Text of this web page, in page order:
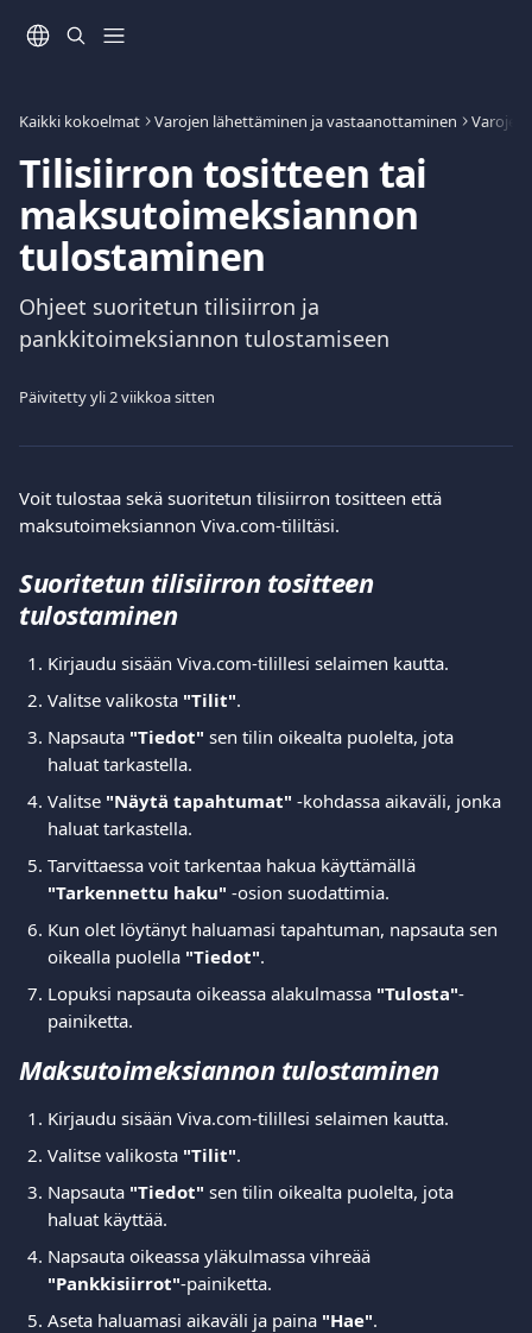
Kaikki kokoelmat Varojen lähettäminen ja vastaanottaminen Varojen
Tilisiirron tositteen tai
maksutoimeksiannon
tulostaminen
Ohjeet suoritetun tilisiirron ja
pankkitoimeksiannon tulostamiseen
Päivitetty yli 2 viikkoa sitten
Voit tulostaa sekä suoritetun tilisiirron tositteen että
maksutoimeksiannon Viva.com-tililtäsi.
Suoritetun tilisiirron tositteen
tulostaminen
Kirjaudu sisään Viva.com-tilillesi selaimen kautta.
Valitse valikosta "Tilit".
Napsauta "Tiedot" sen tilin oikealta puolelta, jota
haluat tarkastella.
Valitse "Näytä tapahtumat" -kohdassa aikaväli, jonka
haluat tarkastella.
Tarvittaessa voit tarkentaa hakua käyttämällä
"Tarkennettu haku" -osion suodattimia.
Kun olet löytänyt haluamasi tapahtuman, napsauta sen
oikealla puolella "Tiedot".
Lopuksi napsauta oikeassa alakulmassa "Tulosta"-
painiketta.
Maksutoimeksiannon tulostaminen
Kirjaudu sisään Viva.com-tilillesi selaimen kautta.
Valitse valikosta "Tilit".
Napsauta "Tiedot" sen tilin oikealta puolelta, jota
haluat käyttää.
Napsauta oikeassa yläkulmassa vihreää
"Pankkisiirrot"-painiketta.
Aseta haluamasi aikaväli ja paina "Hae".